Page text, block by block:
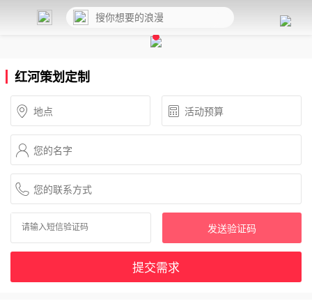
红河策划定制
发送验证码
提交需求